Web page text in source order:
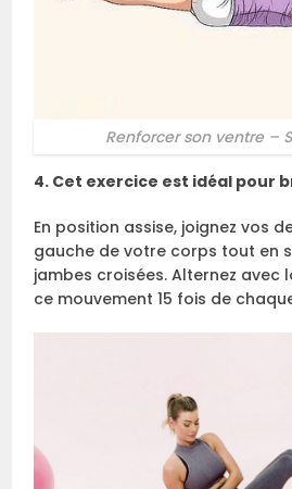
Renforcer son ventre –
4. Cet exercice est idéal pour
En position assise, joignez vos
gauche de votre corps tout en
jambes croisées. Alternez avec
ce mouvement 15 fois de